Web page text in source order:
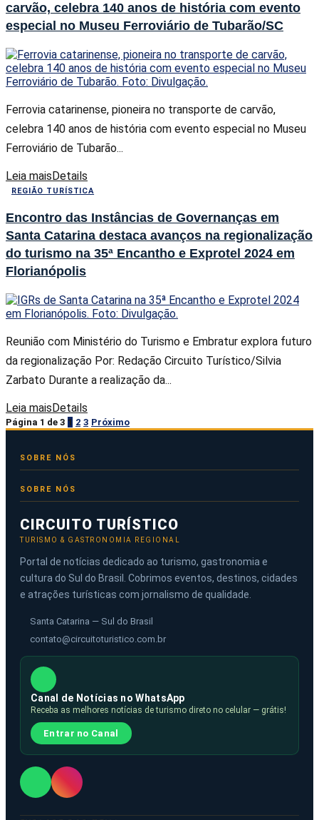
carvão, celebra 140 anos de história com evento
especial no Museu Ferroviário de Tubarão/SC
Ferrovia catarinense, pioneira no transporte de carvão,
celebra 140 anos de história com evento especial no Museu
Ferroviário de Tubarão...
Leia maisDetails
REGIÃO TURÍSTICA
Encontro das Instâncias de Governanças em
Santa Catarina destaca avanços na regionalização
do turismo na 35ª Encantho e Exprotel 2024 em
Florianópolis
Reunião com Ministério do Turismo e Embratur explora futuro
da regionalização Por: Redação Circuito Turístico/Silvia
Zarbato Durante a realização da...
Leia maisDetails
Página 1 de 3 1 2 3 Próximo
SOBRE NÓS
CIRCUITO TURÍSTICO
TURISMO & GASTRONOMIA REGIONAL
Portal de notícias dedicado ao turismo, gastronomia e
cultura do Sul do Brasil. Cobrimos eventos, destinos, cidades
e atrações turísticas com jornalismo de qualidade.
Santa Catarina — Sul do Brasil
contato@circuitoturistico.com.br
Canal de Notícias no WhatsApp
Receba as melhores notícias de turismo direto no celular — grátis!
Entrar no Canal